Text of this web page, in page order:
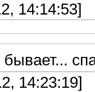
14:14:53]
бывает...
14:23:19]